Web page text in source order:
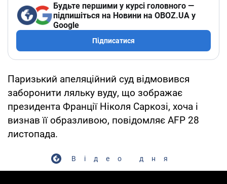
Будьте першими у курсі головного —
підпишіться на Новини на OBOZ.UA у
Google
Підписатися
Паризький апеляційний суд відмовився
заборонити ляльку вуду, що зображає
президента Франції Ніколя Саркозі, хоча і
визнав її образливою, повідомляє AFP 28
листопада.
Відео дня